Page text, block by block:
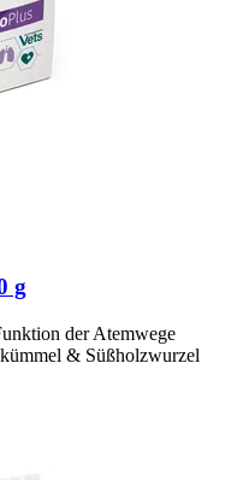
g
der Atemwege
& Süßholzwurzel